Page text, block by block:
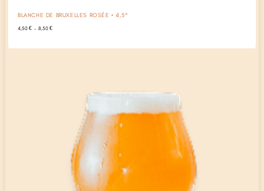
BLANCHE DE BRUXELLES ROSÉE • 4,5°
4,50 € – 8,50 €Plage